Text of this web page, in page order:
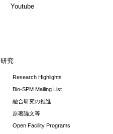
Youtube
研究
Research Highlights
Bio-SPM Mailing List
融合研究の推進
原著論文等
Open Facility Programs